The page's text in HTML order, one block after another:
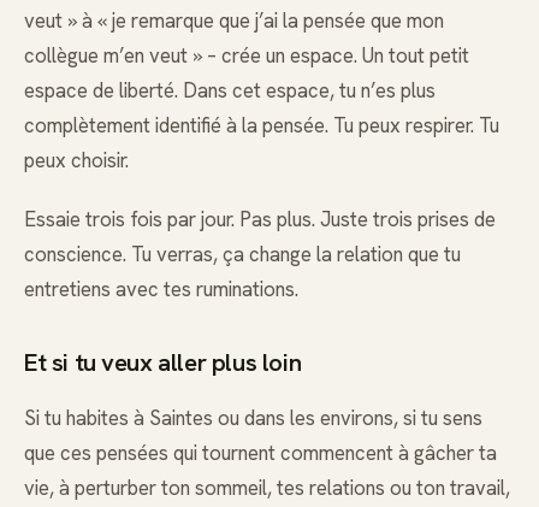
veut » à « je remarque que j’ai la pensée que mon
collègue m’en veut » – crée un espace. Un tout petit
espace de liberté. Dans cet espace, tu n’es plus
complètement identifié à la pensée. Tu peux respirer. Tu
peux choisir.
Essaie trois fois par jour. Pas plus. Juste trois prises de
conscience. Tu verras, ça change la relation que tu
entretiens avec tes ruminations.
Et si tu veux aller plus loin
Si tu habites à Saintes ou dans les environs, si tu sens
que ces pensées qui tournent commencent à gâcher ta
vie, à perturber ton sommeil, tes relations ou ton travail,